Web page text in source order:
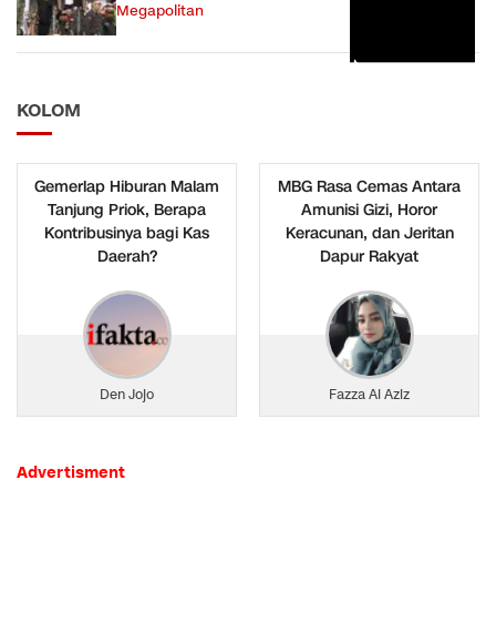
Megapolitan
KOLOM
Gemerlap Hiburan Malam
Tanjung Priok, Berapa
Kontribusinya bagi Kas
Daerah?
Den Jojo
MBG Rasa Cemas Antara
Amunisi Gizi, Horor
Keracunan, dan Jeritan
Dapur Rakyat
Fazza Al Aziz
Advertisment